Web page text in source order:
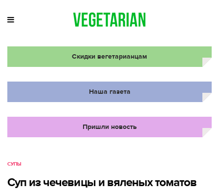
Скидки вегетарианцам
Наша газета
Пришли новость
СУПЫ
Суп из чечевицы и вяленых томатов